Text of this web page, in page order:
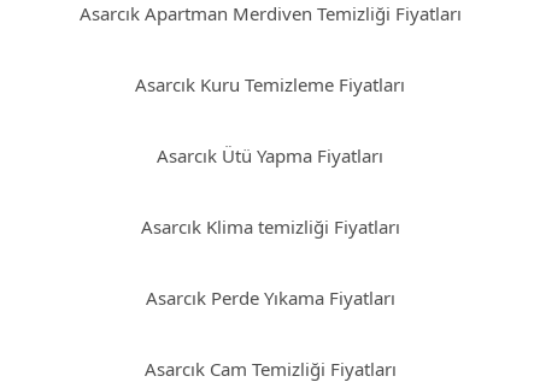
Asarcık Apartman Merdiven Temizliği Fiyatları
Asarcık Kuru Temizleme Fiyatları
Asarcık Ütü Yapma Fiyatları
Asarcık Klima temizliği Fiyatları
Asarcık Perde Yıkama Fiyatları
Asarcık Cam Temizliği Fiyatları